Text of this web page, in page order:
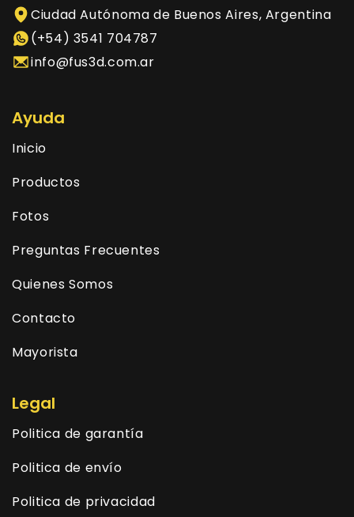
Ciudad Autónoma de Buenos Aires, Argentina
(+54) 3541 704787
info@fus3d.com.ar
Ayuda
Inicio
Productos
Fotos
Preguntas Frecuentes
Quienes Somos
Contacto
Mayorista
Legal
Politica de garantía
Politica de envío
Politica de privacidad